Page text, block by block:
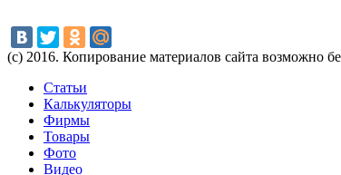
(с) 2016. Копирование материалов сайта возможно
Статьи
Калькуляторы
Фирмы
Товары
Фото
Видео